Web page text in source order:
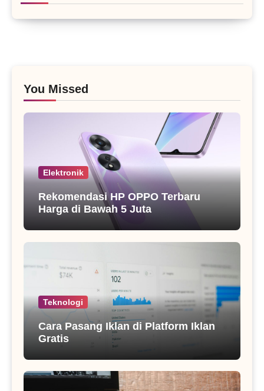
You Missed
Elektronik
Rekomendasi HP OPPO Terbaru
Harga di Bawah 5 Juta
Teknologi
Cara Pasang Iklan di Platform Iklan
Gratis